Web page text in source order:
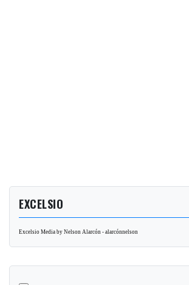
EXCELSIO
Excelsio Media by Nelson Alarcón - alarcónnelson